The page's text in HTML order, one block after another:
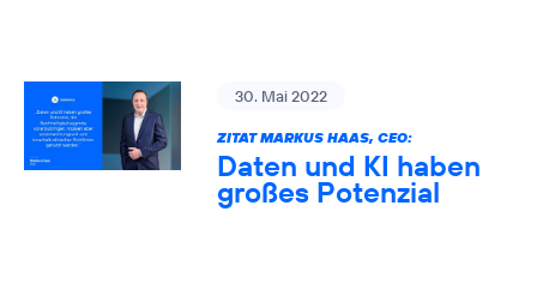
30. Mai 2022
ZITAT MARKUS HAAS, CEO:
Daten und KI haben
großes Potenzial